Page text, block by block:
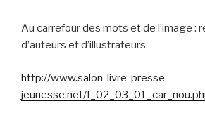
Au carrefour des mots et de l’image :
d’auteurs et d’illustrateurs
http://www.salon-livre-presse-
jeunesse.net/